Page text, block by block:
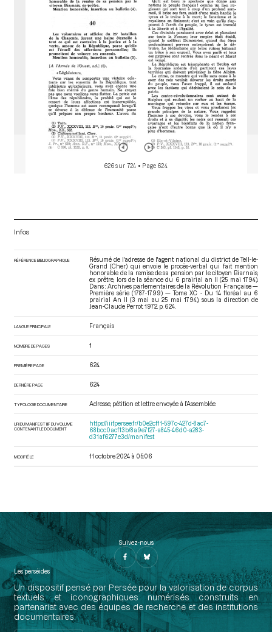
626 sur 724 • Page 624
Infos
RÉFÉRENCE BIBLIOGRAPHIQUE
Résumé de l'adresse de l'agent national du district de Tell-le-
Grand (Cher) qui envoie le procès-verbal qui fait mention
honorable de la remise de sa pension par le citoyen Biarnais,
ex prêtre, lors de la séance du 6 prairial an II (25 mai 1794).
Dans : Archives parlementaires de la Révolution Française —
Première série (1787-1799) — Tome XC - Du 14 floréal au 6
prairial An II (3 mai au 25 mai 1794), sous la direction de
Jean-Claude Perrot. 1972. p. 624.
LANGUE PRINCIPALE Français
NOMBRE DE PAGES 1
PREMIÈRE PAGE 624
DERNIÈRE PAGE 624
TYPOLOGIE DOCUMENTAIRE Adresse, pétition et lettre envoyée à l’Assemblée
URI DU MANIFEST IIIF DU VOLUME
CONTENANT LE DOCUMENT
https://iiif.persee.fr/b0e2cf11-597c-427d-8ac7-
68bcc0acf13b/8a9e7f27-a845-46d0-a283-
d31af6277e3d/manifest
MODIFIÉ LE 11 octobre 2024 à 05:06
Suivez-nous
Les perséides
Un dispositif pensé par Persée pour la valorisation de corpus
textuels et iconographiques numérisés construits en
partenariat avec des équipes de recherche et des institutions
documentaires.